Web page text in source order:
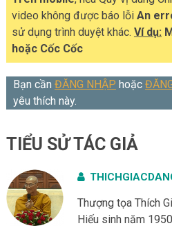
video không được báo lỗi An
sử dụng trình duyệt khác. Ví dụ:
hoặc Cốc Cốc
Bạn cần ĐĂNG NHẬP hoặc
yêu thích này.
TIỂU SỬ TÁC GIẢ
Thượng tọa Thích
Hiếu sinh năm